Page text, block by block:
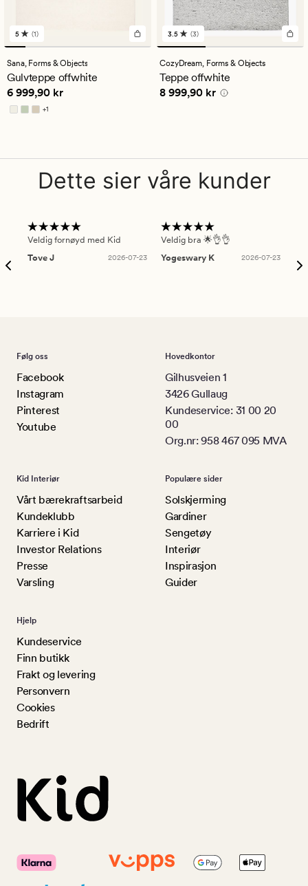
1
anmeldelser
med
en
gjennomsnittlig
vurdering
på
5
5 (1)
Sana, Forms & Objects
Gulvteppe offwhite
Pris 6 999,90 kr
6 999,90 kr
+1
Tilgjengelig i flere farger
3
anmeldelser
med
en
gjennomsnittlig
vurdering
3.5 (3)
CozyDream, Forms & Objects
Teppe offwhite
Pris 8 999,90 kr
8 999,90 kr
Dette sier våre kunder
Veldig fornøyd med Kid
Tove J
2026-07-23
Veldig bra 🌟👌👌
Yogeswary K
2026-07-23
Følg oss
Facebook
Instagram
Pinterest
Youtube
Hovedkontor
Gilhusveien 1
3426 Gullaug
Kundeservice: 31 00 20
00
Org.nr: 958 467 095 MVA
Kid Interiør
Vårt bærekraftsarbeid
Kundeklubb
Karriere i Kid
Investor Relations
Presse
Varsling
Populære sider
Solskjerming
Gardiner
Sengetøy
Interiør
Inspirasjon
Guider
Hjelp
Kundeservice
Finn butikk
Frakt og levering
Personvern
Cookies
Bedrift